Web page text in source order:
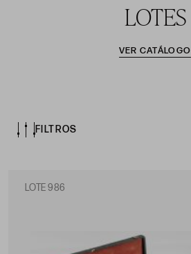
LOTES
VER CATÁLOGO
FILTROS
LOTE 986